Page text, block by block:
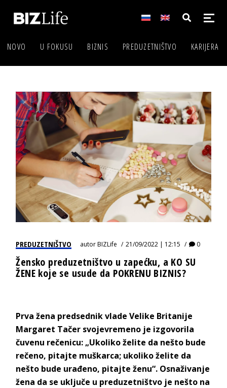
NOVO U FOKUSU BIZNIS PREDUZETNIŠTVO KARIJERA
PREDUZETNIŠTVO autorBIZLife 21/09/2022 | 12:15 0
Žensko preduzetništvo u zapećku, a KO SU
ŽENE koje se usude da POKRENU BIZNIS?
Prva žena predsednik vlade Velike Britanije
Margaret Tačer svojevremeno je izgovorila
čuvenu rečenicu: „Ukoliko želite da nešto bude
rečeno, pitajte muškarca; ukoliko želite da
nešto bude urađeno, pitajte ženu“. Osnaživanje
žena da se uključe u preduzetništvo je nešto na